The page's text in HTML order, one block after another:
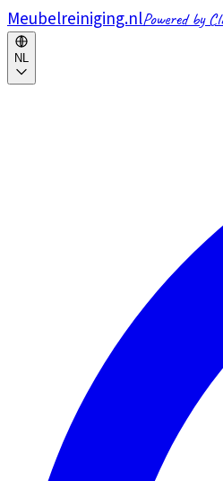
Meubelreiniging.nlPowered by
NL